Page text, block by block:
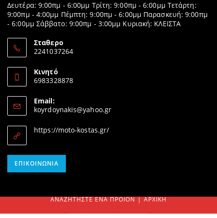
Δευτέρα: 9:00πμ - 6:00μμ Τρίτη: 9:00πμ - 6:00μμ Τετάρτη:
9:00πμ - 4:00μμ Πέμπτη: 9:00πμ - 6:00μμ Παρασκευή: 9:00πμ
- 6:00μμ Σάββατο: 9:00πμ - 3:00μμ Κυριακή: ΚΛΕΙΣΤΑ
Σταθερο
2241037264
in
your
Κινητό
6983328878
in
your
application
Email:
koyrdoynakis@yahoo.grOpens
https://moto-kostas.gr/
ΕΠΙΚΟΙΝΩΝΊΑ
ΑΝΑΖΗΤΉΣΤΕ ΈΝΑ ΠΡΟΊΟΝ
SEARCH ΑΡΧΙΚΉ